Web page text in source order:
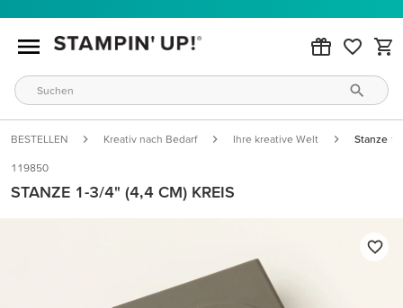
BESTELLEN Kreativ nach Bedarf Ihre kreative Welt Stanze 1-
119850
STANZE 1-3/4" (4,4 CM) KREIS